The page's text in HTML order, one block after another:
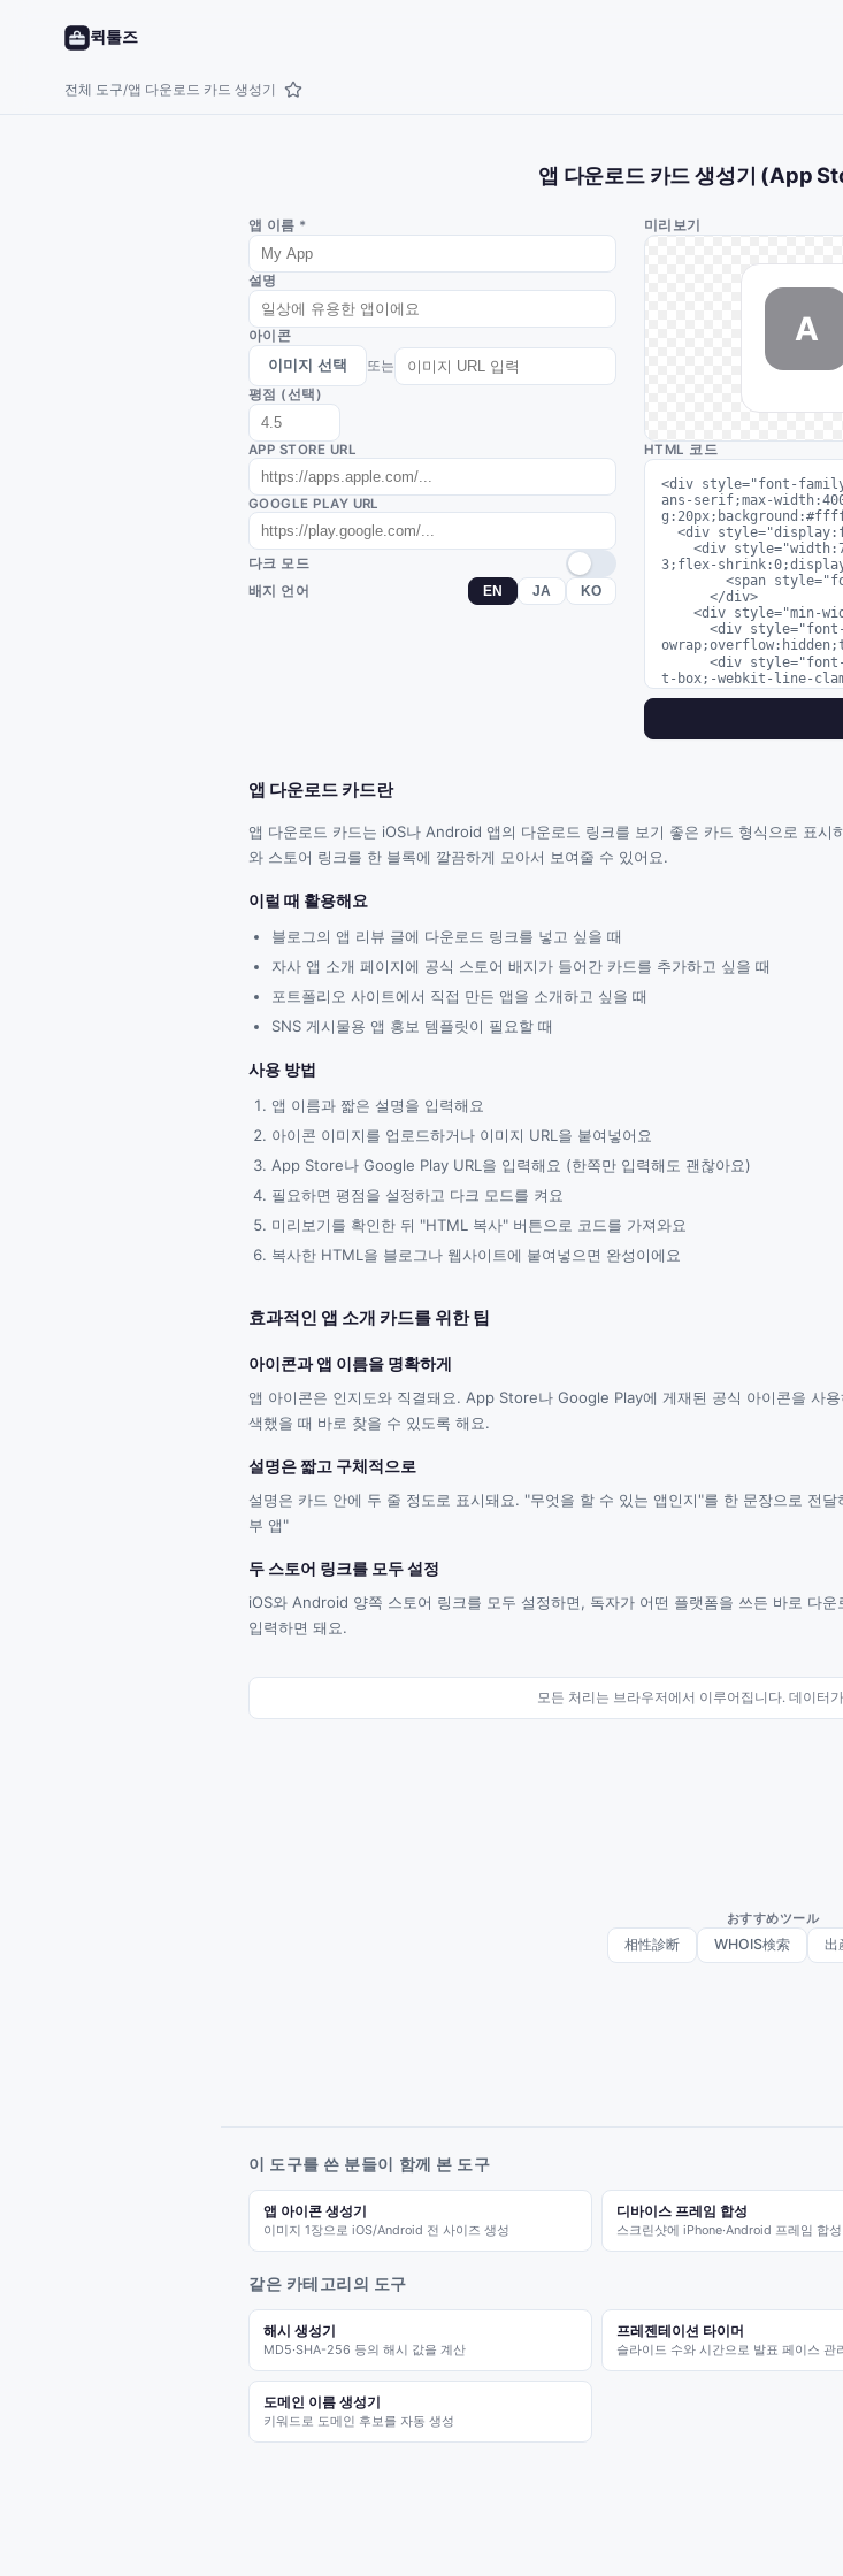
퀵툴즈
전체 도구/앱 다운로드 카드 생성기
앱 다운로드 카드 생성기 (App
앱 이름 *
설명
아이콘
이미지 선택
또는
평점 (선택)
APP STORE URL
GOOGLE PLAY URL
다크 모드
배지 언어
EN JA KO
미리보기
A
HTML 코드
<div style="font-
ans-serif;max-
3;flex-
t-box;-webkit-line-
명</div>
앱 다운로드 카드란
앱 다운로드 카드는 iOS나 Android 앱의 다운로드 링크를 보기 좋은 카드 형식으로 표
와 스토어 링크를 한 블록에 깔끔하게 모아서 보여줄 수 있어요.
이럴 때 활용해요
블로그의 앱 리뷰 글에 다운로드 링크를 넣고 싶을 때
자사 앱 소개 페이지에 공식 스토어 배지가 들어간 카드를 추가하고 싶을 때
포트폴리오 사이트에서 직접 만든 앱을 소개하고 싶을 때
SNS 게시물용 앱 홍보 템플릿이 필요할 때
사용 방법
앱 이름과 짧은 설명을 입력해요
아이콘 이미지를 업로드하거나 이미지 URL을 붙여넣어요
App Store나 Google Play URL을 입력해요 (한쪽만 입력해도 괜찮아요)
필요하면 평점을 설정하고 다크 모드를 켜요
미리보기를 확인한 뒤 "HTML 복사" 버튼으로 코드를 가져와요
복사한 HTML을 블로그나 웹사이트에 붙여넣으면 완성이에요
효과적인 앱 소개 카드를 위한 팁
아이콘과 앱 이름을 명확하게
앱 아이콘은 인지도와 직결돼요. App Store나 Google Play에 게재된 공식 아이콘을 사
색했을 때 바로 찾을 수 있도록 해요.
설명은 짧고 구체적으로
설명은 카드 안에 두 줄 정도로 표시돼요. "무엇을 할 수 있는 앱인지"를 한 문장으로 전
부 앱"
두 스토어 링크를 모두 설정
iOS와 Android 양쪽 스토어 링크를 모두 설정하면, 독자가 어떤 플랫폼을 쓰든 바로 다
입력하면 돼요.
모든 처리는 브라우저에서 이루어집니다. 데이터
おすすめツール
相性診断 WHOIS検索 出
이 도구를 쓴 분들이 함께 본 도구
앱 아이콘 생성기
이미지 1장으로 iOS/Android 전 사이즈 생성
디바이스 프레임 합성
스크린샷에 iPhone·Android 프레임 합성
같은 카테고리의 도구
해시 생성기
MD5·SHA-256 등의 해시 값을 계산
프레젠테이션 타이머
슬라이드 수와 시간으로 발표 페이스 관
도메인 이름 생성기
키워드로 도메인 후보를 자동 생성